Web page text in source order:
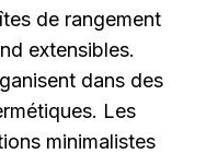
de rangement
extensibles.
dans des
Les
minimalistes